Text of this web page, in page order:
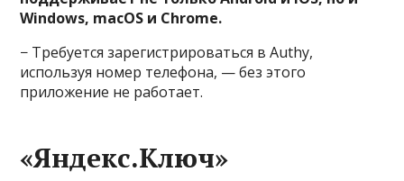
Windows, macOS и Chrome.
− Требуется зарегистрироваться в Authy,
используя номер телефона, — без этого
приложение не работает.
«Яндекс.Ключ»